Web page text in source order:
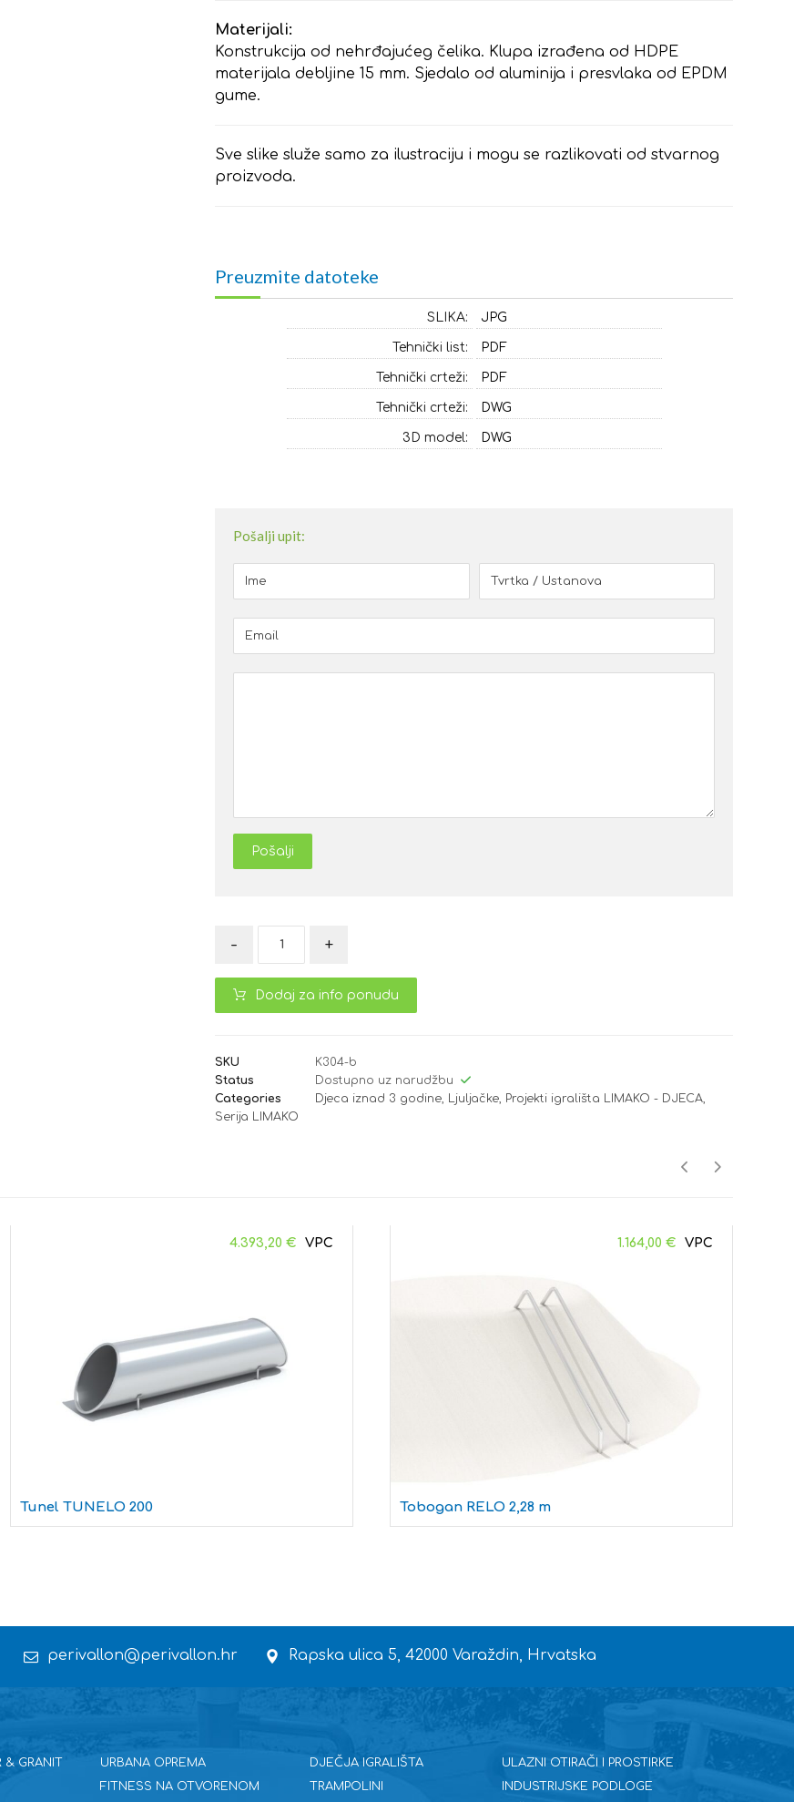
Materijali:
Konstrukcija od nehrđajućeg čelika. Klupa izrađena od HDPE
materijala debljine 15 mm. Sjedalo od aluminija i presvlaka od EPDM
gume.
Sve slike služe samo za ilustraciju i mogu se razlikovati od stvarnog
proizvoda.
Preuzmite datoteke
SLIKA: JPG
Tehnički list: PDF
Tehnički crteži: PDF
Tehnički crteži: DWG
3D model: DWG
Pošalji upit:
Pošalji
- +
Dodaj za info ponudu
SKU
K304-b
Status
Dostupno uz narudžbu
Categories
Djeca iznad 3 godine, Ljuljačke, Projekti igrališta LIMAKO - DJECA,
Serija LIMAKO
Tunel TUNELO 200
4.393,20€
Tobogan RELO 2,28 m
1.164,00€
perivallon@perivallon.hr Rapska ulica 5, 42000 Varaždin, Hrvatska
& GRANIT
URBANA OPREMA
FITNESS NA OTVORENOM
DJEČJA IGRALIŠTA
TRAMPOLINI
ULAZNI OTIRAČI I PROSTIRKE
INDUSTRIJSKE PODLOGE